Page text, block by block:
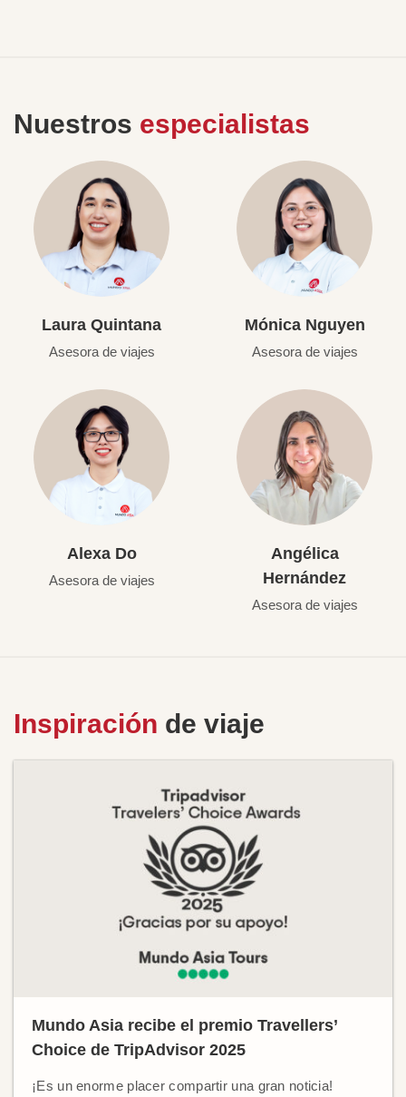
Nuestros especialistas
Laura Quintana
Asesora de viajes
Mónica Nguyen
Asesora de viajes
Alexa Do
Asesora de viajes
Angélica
Hernández
Asesora de viajes
Inspiración de viaje
Mundo Asia recibe el premio Travellers’
Choice de TripAdvisor 2025
¡Es un enorme placer compartir una gran noticia!